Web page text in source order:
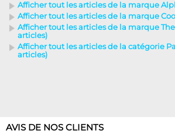
Afficher tout les articles de la marque
Afficher tout les articles de la marque
Afficher tout les articles de la marque
articles)
Afficher tout les articles de la catégorie
articles)
AVIS DE NOS CLIENTS